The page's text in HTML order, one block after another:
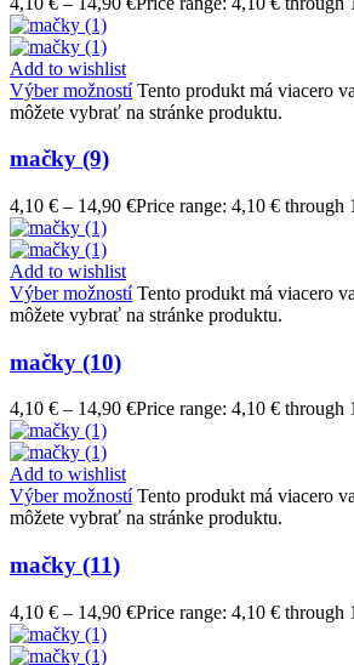
Add to wishlist
Výber možností Tento produkt má viacero
môžete vybrať na stránke produktu.
mačky (9)
4,10 € – 14,90 €Price range: 4,10 € through
Add to wishlist
Výber možností Tento produkt má viacero
môžete vybrať na stránke produktu.
mačky (10)
4,10 € – 14,90 €Price range: 4,10 € through
Add to wishlist
Výber možností Tento produkt má viacero
môžete vybrať na stránke produktu.
mačky (11)
4,10 € – 14,90 €Price range: 4,10 € through